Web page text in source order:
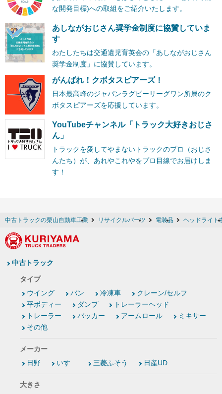
な開発目標)への取組をご紹介いたします。
あしながおじさん奨学金制度に協賛していま
す
わたしたちは交通遺児育英会の「あしながおじさん
奨学金制度」に協賛しています。
がんばれ！クボタスピアーズ！
日本最高峰のジャパンラグビーリーグワン所属のク
ボタスピアーズを応援しています。
YouTubeチャンネル「トラック大好きおじさ
ん」
トラックを愛してやまないトラックのプロ（おじさ
んたち）が、あれやこれやをプロ目線でお届けしま
す！
中古トラックの栗山自動車工業 リサイクルパーツ 電装品 ヘッドライト
中古トラック
タイプ
ウイング
バン 冷凍車
クレーン/セルフ
平ボディー
ダンプ
トレーラーヘッド
トレーラー
パッカー アームロール
ミキサー
その他
メーカー
日野
いすゞ 三菱ふそう 日産UD
大きさ